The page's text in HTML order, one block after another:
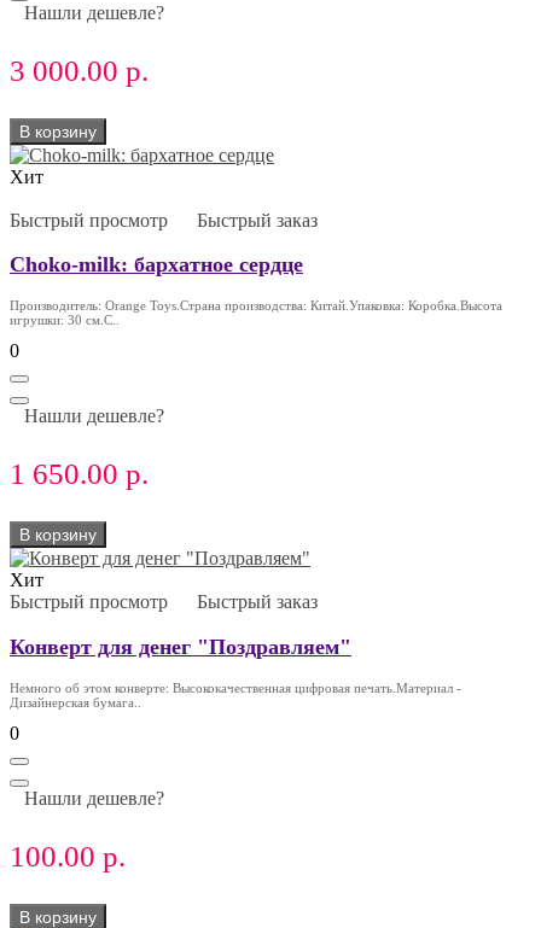
Нашли дешевле?
3 000.00 р.
В корзину
Хит
Быстрый просмотр Быстрый заказ
Choko-milk: бархатное сердце
Производитель: Orange Toys.Страна производства: Китай.Упаковка: Коробка.Высота
игрушки: 30 см.С..
0
Нашли дешевле?
1 650.00 р.
В корзину
Хит
Быстрый просмотр
Быстрый заказ
Конверт для денег "Поздравляем"
Немного об этом конверте: Высококачественная цифровая печать.Материал -
Дизайнерская бумага..
0
Нашли дешевле?
100.00 р.
В корзину